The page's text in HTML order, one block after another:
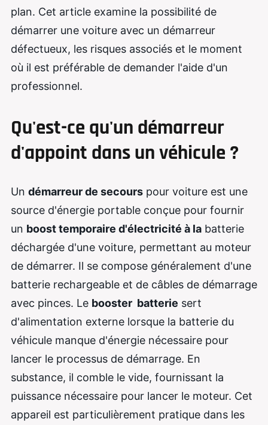
plan. Cet article examine la possibilité de
démarrer une voiture avec un démarreur
défectueux, les risques associés et le moment
où il est préférable de demander l'aide d'un
professionnel.
Qu'est-ce qu'un démarreur
d'appoint dans un véhicule ?
Un démarreur de secours pour voiture est une
source d'énergie portable conçue pour fournir
un boost temporaire d'électricité à la batterie
déchargée d'une voiture, permettant au moteur
de démarrer. Il se compose généralement d'une
batterie rechargeable et de câbles de démarrage
avec pinces. Le booster batterie sert
d'alimentation externe lorsque la batterie du
véhicule manque d'énergie nécessaire pour
lancer le processus de démarrage. En
substance, il comble le vide, fournissant la
puissance nécessaire pour lancer le moteur. Cet
appareil est particulièrement pratique dans les